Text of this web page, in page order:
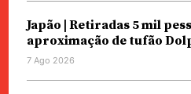
Japão | Retiradas 5 mil
aproximação de tufão
7 Ago 2026